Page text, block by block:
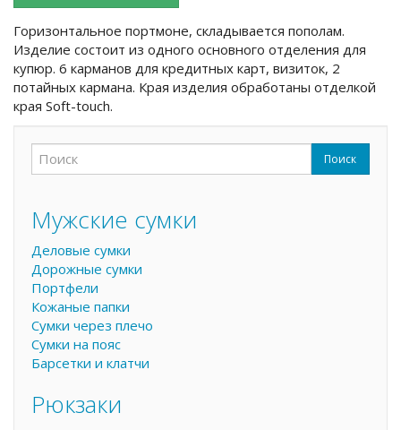
Горизонтальное портмоне, складывается пополам.
Изделие состоит из одного основного отделения для
купюр. 6 карманов для кредитных карт, визиток, 2
потайных кармана. Края изделия обработаны отделкой
края Soft-touch.
Форма поиска Поиск
Мужские сумки
Деловые сумки
Дорожные сумки
Портфели
Кожаные папки
Сумки через плечо
Сумки на пояс
Барсетки и клатчи
Рюкзаки